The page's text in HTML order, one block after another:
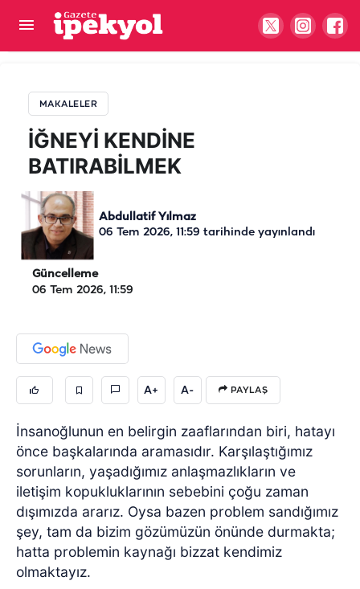
MAKALELER
İĞNEYİ KENDİNE
BATIRABİLMEK
Abdullatif Yılmaz
06 Tem 2026, 11:59 tarihinde yayınlandı
Güncelleme
06 Tem 2026, 11:59
A+ A- PAYLAŞ
İnsanoğlunun en belirgin zaaflarından biri, hatayı
önce başkalarında aramasıdır. Karşılaştığımız
sorunların, yaşadığımız anlaşmazlıkların ve
iletişim kopukluklarının sebebini çoğu zaman
dışımızda ararız. Oysa bazen problem sandığımız
şey, tam da bizim gözümüzün önünde durmakta;
hatta problemin kaynağı bizzat kendimiz
olmaktayız.
İĞNEYİ KENDİNE BATIRABİLMEK